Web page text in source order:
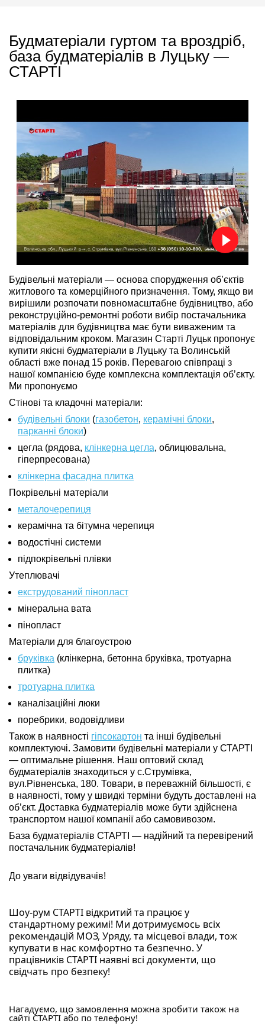
Будматеріали гуртом та вроздріб,
база будматеріалів в Луцьку —
СТАРТІ
Будівельні матеріали — основа спорудження об’єктів
житлового та комерційного призначення. Тому, якщо ви
вирішили розпочати повномасштабне будівництво, або
реконструційно-ремонтні роботи вибір постачальника
матеріалів для будівництва має бути виваженим та
відповідальним кроком. Магазин Старті Луцьк пропонує
купити якісні будматеріали в Луцьку та Волинській
області вже понад 15 років. Перевагою співпраці з
нашої компанією буде комплексна комплектація об’єкту.
Ми пропонуємо
Стінові та кладочні матеріали:
будівельні блоки (газобетон, керамічні блоки,
парканні блоки)
цегла (рядова, клінкерна цегла, облицювальна,
гіперпресована)
клінкерна фасадна плитка
Покрівельні матеріали
металочерепиця
керамічна та бітумна черепиця
водостічні системи
підпокрівельні плівки
Утеплювачі
екструдований пінопласт
мінеральна вата
пінопласт
Матеріали для благоустрою
бруківка (клінкерна, бетонна бруківка, тротуарна
плитка)
тротуарна плитка
каналізаційні люки
поребрики, водовідливи
Також в наявності гіпсокартон та інші будівельні
комплектуючі. Замовити будівельні матеріали у СТАРТІ
— оптимальне рішення. Наш оптовий склад
будматеріалів знаходиться у с.Струмівка,
вул.Рівненська, 180. Товари, в переважній більшості, є
в наявності, тому у швидкі терміни будуть доставлені на
об’єкт. Доставка будматеріалів може бути здійснена
транспортом нашої компанії або самовивозом.
База будматеріалів СТАРТІ — надійний та перевірений
постачальник будматеріалів!
До уваги відвідувачів!
Шоу-рум СТАРТІ відкритий та працює у
стандартному режимі! Ми дотримуємось всіх
рекомендацій МОЗ, Уряду, та місцевої влади, тож
купувати в нас комфортно та безпечно. У
працівників СТАРТІ наявні всі документи, що
свідчать про безпеку!
Нагадуємо, що замовлення можна зробити також на
сайті СТАРТІ або по телефону!